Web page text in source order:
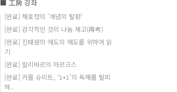
■ 工房 강좌
[완료] 채효정의 '개념의 탈환'
[완료] 감각적인 것의 나눔 재고(再考)
[완료] 진태원의 애도의 애도를 위하여 읽
기
[완료] 발리바르의 마르크스
[완료] 카를 슈미트, ‘1+1’의 독해를 탈피
하..